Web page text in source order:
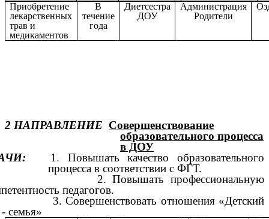
Приобретение
лекарственных
трав и
медикаментов
В
течение
года
Диетсестра
ДОУ
Администрация
Родители
2 НАПРАВЛЕНИЕ Совершенствование
образовательного процесса
в ДОУ
1 . Повышать качество образовательного
процесса в соответствии с ФГТ.
Повышать профессиональную
педагогов.
отношения «Детский
- семья»